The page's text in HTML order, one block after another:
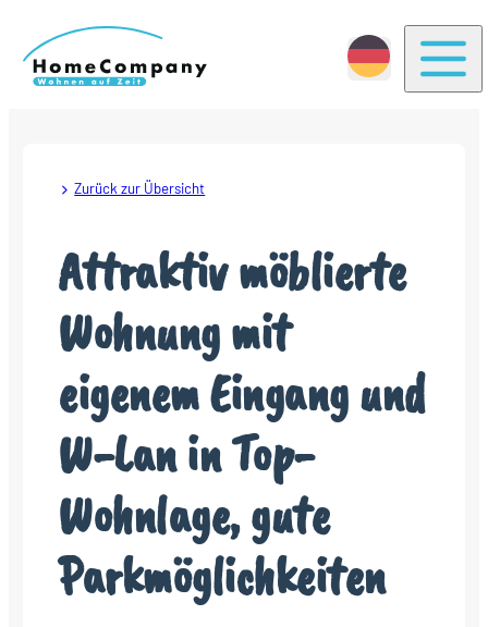
Zurück zur Übersicht
Attraktiv möblierte
Wohnung mit
eigenem Eingang und
W-Lan in Top-
Wohnlage, gute
Parkmöglichkeiten